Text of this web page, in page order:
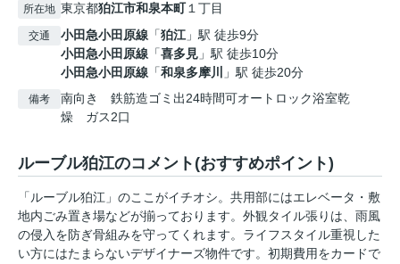
所在地 東京都狛江市和泉本町１丁目
交通 小田急小田原線 「狛江 」駅 徒歩9分
小田急小田原線 「喜多見 」駅 徒歩10分
小田急小田原線 「和泉多摩川 」駅 徒歩20分
備考
南向き 鉄筋造ゴミ出24時間可オートロック浴室乾
燥 ガス2口
ルーブル狛江のコメント(おすすめポイント)
「ルーブル狛江」のここがイチオシ。共用部にはエレベータ・敷
地内ごみ置き場などが揃っております。外観タイル張りは、雨風
の侵入を防ぎ骨組みを守ってくれます。ライフスタイル重視した
い方にはたまらないデザイナーズ物件です。初期費用をカードで